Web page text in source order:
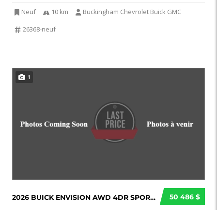
Neuf 10 km
Buckingham Chevrolet Buick GMC
26368-neuf
1
50 486 $
2026 BUICK ENVISION AWD 4DR SPORT TOURING...